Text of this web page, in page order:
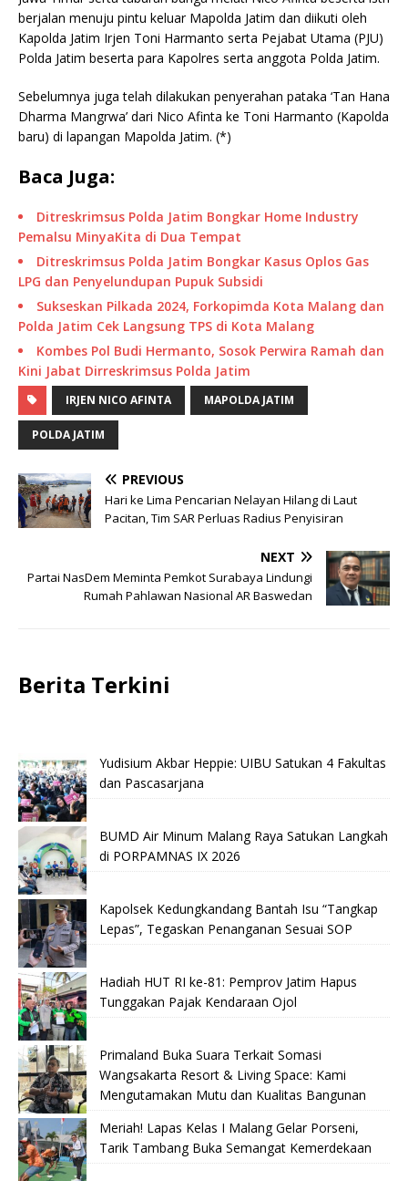
berjalan menuju pintu keluar Mapolda Jatim dan diikuti oleh
Kapolda Jatim Irjen Toni Harmanto serta Pejabat Utama (PJU)
Polda Jatim beserta para Kapolres serta anggota Polda Jatim.
Sebelumnya juga telah dilakukan penyerahan pataka ‘Tan Hana
Dharma Mangrwa’ dari Nico Afinta ke Toni Harmanto (Kapolda
baru) di lapangan Mapolda Jatim. (*)
Baca Juga:
Ditreskrimsus Polda Jatim Bongkar Home Industry
Pemalsu MinyaKita di Dua Tempat
Ditreskrimsus Polda Jatim Bongkar Kasus Oplos Gas
LPG dan Penyelundupan Pupuk Subsidi
Sukseskan Pilkada 2024, Forkopimda Kota Malang dan
Polda Jatim Cek Langsung TPS di Kota Malang
Kombes Pol Budi Hermanto, Sosok Perwira Ramah dan
Kini Jabat Dirreskrimsus Polda Jatim
IRJEN NICO AFINTA MAPOLDA JATIM
POLDA JATIM
PREVIOUS
Hari ke Lima Pencarian Nelayan Hilang di Laut
Pacitan, Tim SAR Perluas Radius Penyisiran
NEXT
Partai NasDem Meminta Pemkot Surabaya Lindungi
Rumah Pahlawan Nasional AR Baswedan
Berita Terkini
Yudisium Akbar Heppie: UIBU Satukan 4 Fakultas
dan Pascasarjana
BUMD Air Minum Malang Raya Satukan Langkah
di PORPAMNAS IX 2026
Kapolsek Kedungkandang Bantah Isu “Tangkap
Lepas”, Tegaskan Penanganan Sesuai SOP
Hadiah HUT RI ke-81: Pemprov Jatim Hapus
Tunggakan Pajak Kendaraan Ojol
Primaland Buka Suara Terkait Somasi
Wangsakarta Resort & Living Space: Kami
Mengutamakan Mutu dan Kualitas Bangunan
Meriah! Lapas Kelas I Malang Gelar Porseni,
Tarik Tambang Buka Semangat Kemerdekaan